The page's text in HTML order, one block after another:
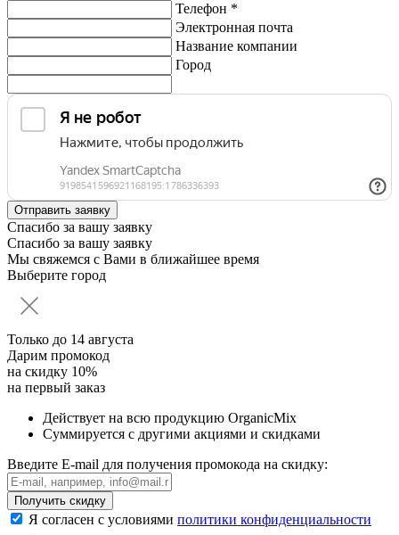
Телефон *
Электронная почта
Название компании
Город
Спасибо за вашу заявку
Спасибо за вашу заявку
Мы свяжемся с Вами в ближайшее время
Выберите город
Только до 14 августа
Дарим промокод
на скидку 10%
на первый заказ
Действует на всю продукцию OrganicMix
Суммируется с другими акциями и скидками
Введите E-mail для получения промокода на скидку:
Получить скидку
Я согласен с условиями политики конфиденциальности